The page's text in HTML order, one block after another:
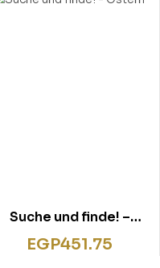
Suche und finde! –
Ostern
EGP451.75